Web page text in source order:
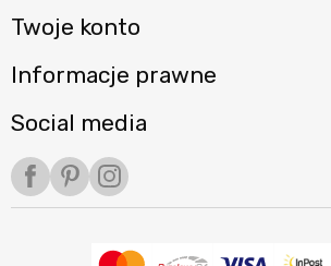
Twoje konto
Informacje prawne
Social media
Facebook
PinterestInstagram